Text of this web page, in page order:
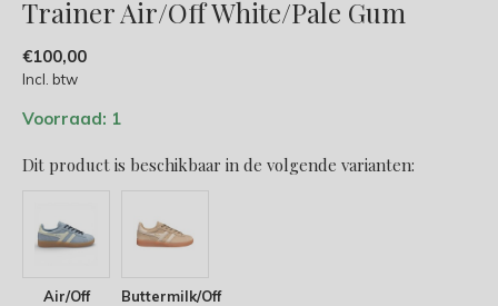
Trainer Air/Off White/Pale Gum
€100,00
Incl. btw
Voorraad: 1
Dit product is beschikbaar in de volgende varianten:
Air/Off
Buttermilk/Off